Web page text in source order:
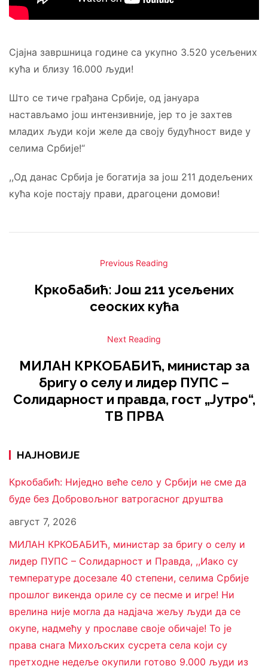
Сјајна завршница године са укупно 3.520 усељених
кућа и близу 16.000 људи!
Што се тиче грађана Србије, од јануара
настављамо још интензивније, јер то је захтев
младих људи који желе да своју будућност виде у
селима Србије!“
,,Од данас Србија је богатија за још 211 додељених
кућа које постају прави, драгоцени домови!
Previous Reading
Кркобабић: Још 211 усељених
сеоских кућа
Next Reading
МИЛАН КРКОБАБИЋ, министар за
бригу о селу и лидер ПУПС –
Солидарност и правда, гост „Јутро“,
ТВ ПРВА
НАЈНОВИЈЕ
Кркобабић: Ниједно веће село у Србији не сме да
буде без Добровољног ватрогасног друштва
август 7, 2026
МИЛАН КРКОБАБИЋ, министар за бригу о селу и
лидер ПУПС – Солидарност и Правда, ,,Иако су
температуре досезале 40 степени, селима Србије
прошлог викенда ориле су се песме и игре! Ни
врелина није могла да надјача жељу људи да се
окупе, надмећу у прославе своје обичаје! То је
права снага Михољских сусрета села који су
претходне недеље окупили готово 9.000 људи из